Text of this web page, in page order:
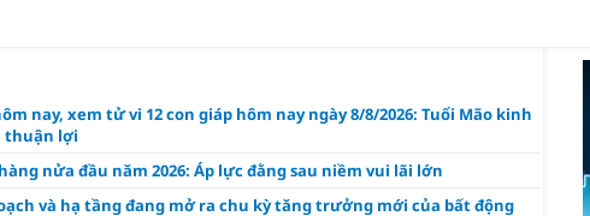
nay, xem tử vi 12 con giáp hôm nay ngày 8/8/2026: Tuổi Mão kinh
thuận lợi
nửa đầu năm 2026: Áp lực đằng sau niềm vui lãi lớn
và hạ tầng đang mở ra chu kỳ tăng trưởng mới của bất động